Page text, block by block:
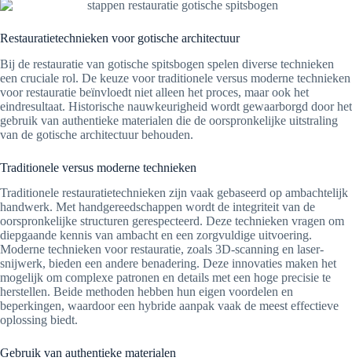
Restauratietechnieken voor gotische architectuur
Bij de restauratie van gotische spitsbogen spelen diverse technieken
een cruciale rol. De keuze voor traditionele versus moderne technieken
voor restauratie beïnvloedt niet alleen het proces, maar ook het
eindresultaat. Historische nauwkeurigheid wordt gewaarborgd door het
gebruik van authentieke materialen die de oorspronkelijke uitstraling
van de gotische architectuur behouden.
Traditionele versus moderne technieken
Traditionele restauratietechnieken zijn vaak gebaseerd op ambachtelijk
handwerk. Met handgereedschappen wordt de integriteit van de
oorspronkelijke structuren gerespecteerd. Deze technieken vragen om
diepgaande kennis van ambacht en een zorgvuldige uitvoering.
Moderne technieken voor restauratie, zoals 3D-scanning en laser-
snijwerk, bieden een andere benadering. Deze innovaties maken het
mogelijk om complexe patronen en details met een hoge precisie te
herstellen. Beide methoden hebben hun eigen voordelen en
beperkingen, waardoor een hybride aanpak vaak de meest effectieve
oplossing biedt.
Gebruik van authentieke materialen